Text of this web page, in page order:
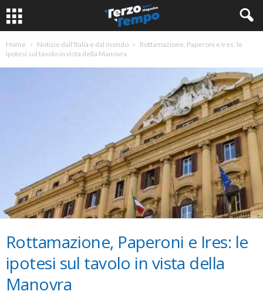
Home Notizie dall'Italia e dal mondo
Rottamazione, Paperoni e Ires: le
ipotesi sul tavolo in vista della Manovra
Rottamazione, Paperoni e Ires: le
ipotesi sul tavolo in vista della
Manovra